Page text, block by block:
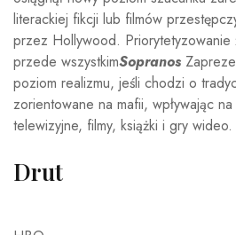
literackiej fikcji lub filmów
przez Hollywood. Priorytetyzowanie
przede wszystkimSopranos
poziom realizmu, jeśli chodzi o
zorientowane na mafii, wpływając
telewizyjne, filmy, książki i gry wideo.
Drut